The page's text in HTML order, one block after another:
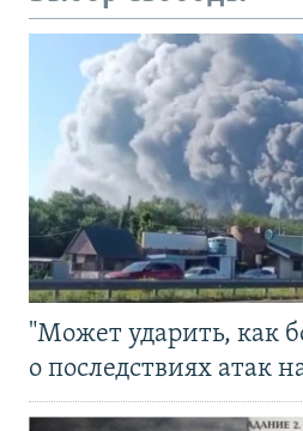
"Может ударить, как
о последствиях атак